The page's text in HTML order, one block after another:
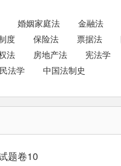
婚姻家庭法 金融法
度 保险法 票据法
法 房地产法 宪法学
民法学 中国法制史
题卷10